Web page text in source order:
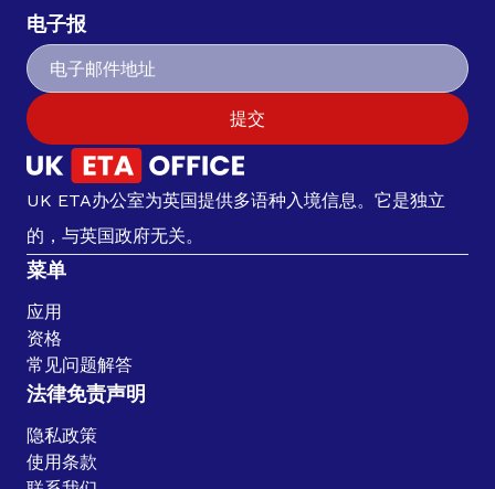
电子报
提交
UK ETA办公室为英国提供多语种入境信息。它是独立
的，与英国政府无关。
菜单
应用
资格
常见问题解答
法律免责声明
隐私政策
使用条款